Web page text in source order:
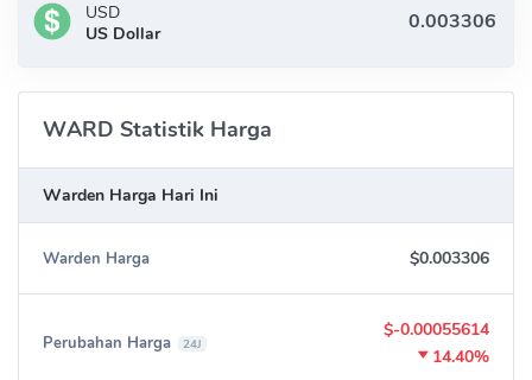
USD
US Dollar
WARD Statistik Harga
Warden Harga Hari Ini
Warden Harga $0.003306
Perubahan Harga 24J
$-0.00055614
14.40%